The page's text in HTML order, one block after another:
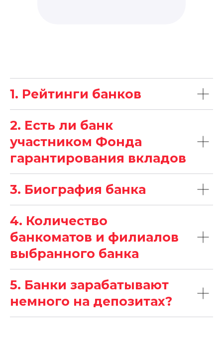
1. Рейтинги банков
2. Есть ли банк
участником Фонда
гарантирования вкладов
3. Биография банка
4. Количество
банкоматов и филиалов
выбранного банка
5. Банки зарабатывают
немного на депозитах?